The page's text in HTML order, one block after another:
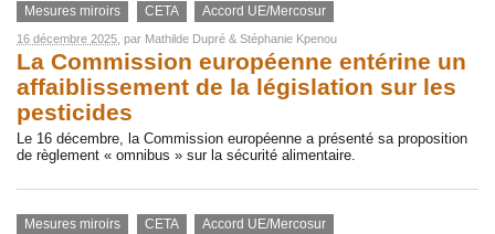
Mesures miroirs CETA Accord UE/Mercosur
16 décembre 2025 , par Mathilde Dupré & Stéphanie Kpenou
La Commission européenne entérine un
affaiblissement de la législation sur les
pesticides
Le 16 décembre, la Commission européenne a présenté sa proposition
de règlement « omnibus » sur la sécurité alimentaire.
Mesures miroirs CETA Accord UE/Mercosur